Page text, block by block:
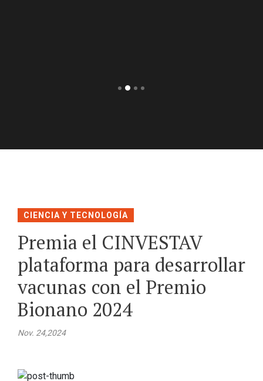
CIENCIA Y TECNOLOGÍA
Premia el CINVESTAV
plataforma para desarrollar
vacunas con el Premio
Bionano 2024
Nov. 24,2024